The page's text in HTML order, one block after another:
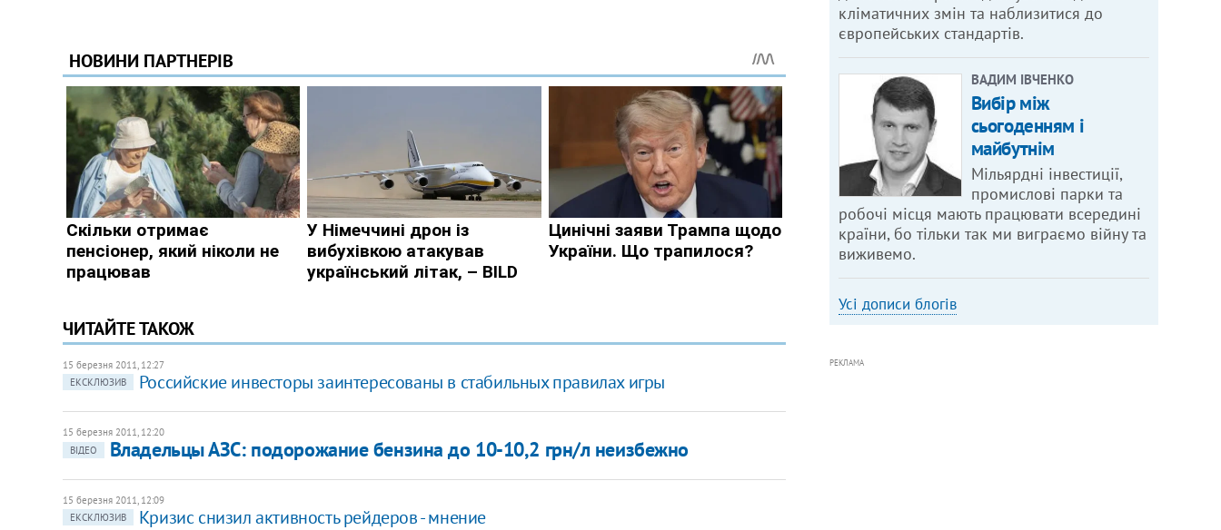
ЧИТАЙТЕ ТАКОЖ
15 березня 2011, 12:27
ЕКСКЛЮЗИВ
Российские инвесторы заинтересованы в стабильных правилах игры
15 березня 2011, 12:20
ВІДЕО
Владельцы АЗС: подорожание бензина до 10-10,2 грн/л неизбежно
15 березня 2011, 12:09
ЕКСКЛЮЗИВ
Кризис снизил активность рейдеров - мнение
кліматичних змін та наблизитися до
європейських стандартів.
ВАДИМ ІВЧЕНКО
Вибір між
сьогоденням і
майбутнім
Мільярдні інвестиції,
промислові парки та
робочі місця мають працювати всередині
країни, бо тільки так ми виграємо війну та
виживемо.
Усі дописи блогів
РЕКЛАМА